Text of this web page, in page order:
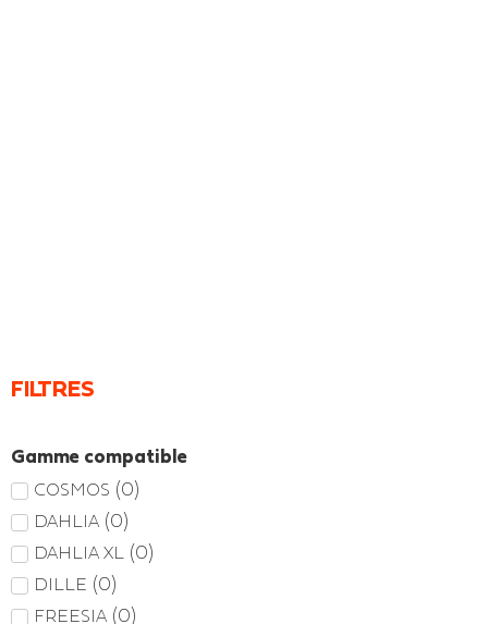
FILTRES
Gamme compatible
COSMOS (0)
DAHLIA (0)
DAHLIA XL (0)
DILLE (0)
FREESIA (0)